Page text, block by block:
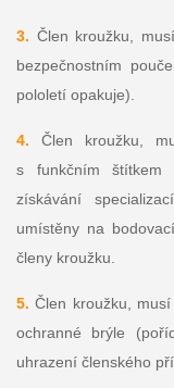
3. Člen kroužku,
bezpečnostním
pololetí opakuje).
4. Člen kroužku,
s funkčním štítkem
získávání
umístěny na
členy kroužku.
5. Člen kroužku,
ochranné brýle
uhrazení členského